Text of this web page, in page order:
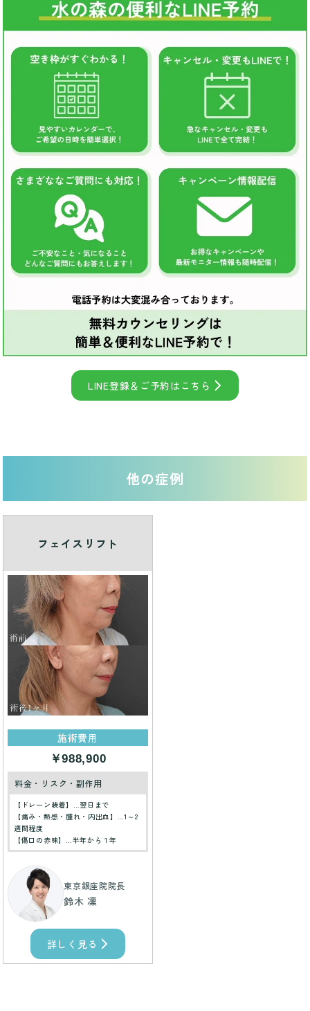
LINE登録＆ご予約はこちら
他の症例
フェイスリフト
施術費用
￥988,900
料金・リスク・副作用
【ドレーン装着】…翌日まで
【痛み・熱感・腫れ・内出血】…1～2
週間程度
【傷口の赤味】…半年から１年
東京銀座院院長
鈴木 凜
詳しく見る